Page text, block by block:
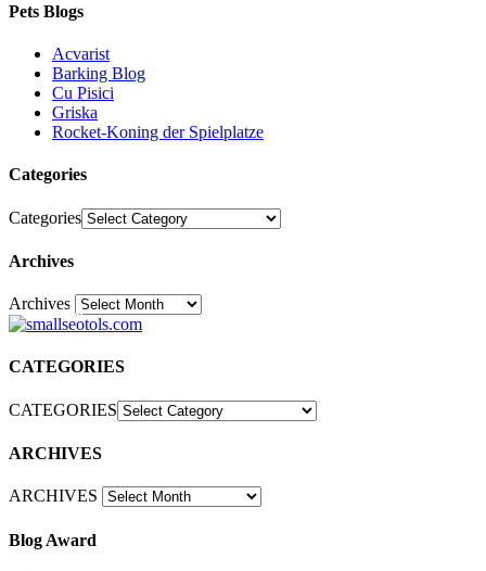
Pets Blogs
Acvarist
Barking Blog
Cu Pisici
Griska
Rocket-Koning der Spielplatze
Categories
Categories
Archives
Archives30
CATEGORIES
CATEGORIES
ARCHIVES
ARCHIVES
Blog Award